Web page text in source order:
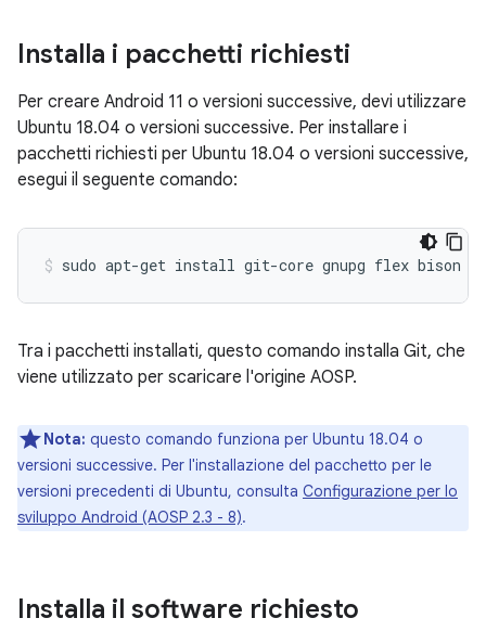
Installa i pacchetti richiesti
Per creare Android 11 o versioni successive, devi utilizzare
Ubuntu 18.04 o versioni successive. Per installare i
pacchetti richiesti per Ubuntu 18.04 o versioni successive,
esegui il seguente comando:
sudo apt-get install git-core gnupg flex bison
Tra i pacchetti installati, questo comando installa Git, che
viene utilizzato per scaricare l'origine AOSP.
Nota: questo comando funziona per Ubuntu 18.04 o
versioni successive. Per l'installazione del pacchetto per le
versioni precedenti di Ubuntu, consulta Configurazione per lo
sviluppo Android (AOSP 2.3 - 8).
Installa il software richiesto